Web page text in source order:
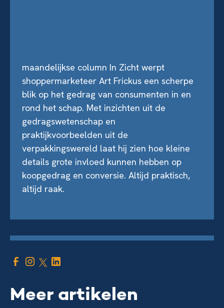
maandelijkse column In Zicht werpt
shoppermarketeer Art Frickus een scherpe
blik op het gedrag van consumenten in en
rond het schap. Met inzichten uit de
gedragswetenschap en
praktijkvoorbeelden uit de
verpakkingswereld laat hij zien hoe kleine
details grote invloed kunnen hebben op
koopgedrag en conversie. Altijd praktisch,
altijd raak.
Meer artikelen